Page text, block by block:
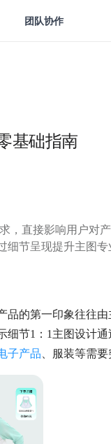
团队协作
基础指南
，直接影响用户对
细节呈现提升主图
的第一印象往往
细节1：1主图设计
子产品 、服装等需